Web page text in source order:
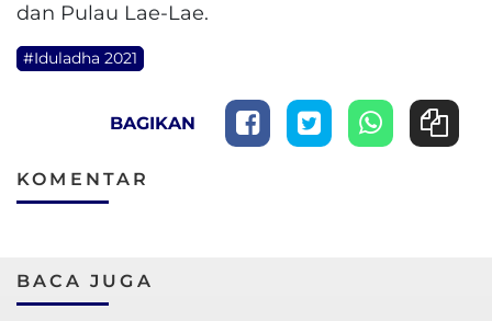
dan Pulau Lae-Lae.
#Iduladha 2021
BAGIKAN
KOMENTAR
BACA JUGA